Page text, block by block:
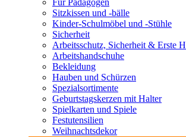
Für Pädagogen
Sitzkissen und -bälle
Kinder-Schulmöbel und -Stühle
Sicherheit
Arbeitsschutz, Sicherheit & Erste
Arbeitshandschuhe
Bekleidung
Hauben und Schürzen
Spezialsortimente
Geburtstagskerzen mit Halter
Spielkarten und Spiele
Festutensilien
Weihnachtsdekor